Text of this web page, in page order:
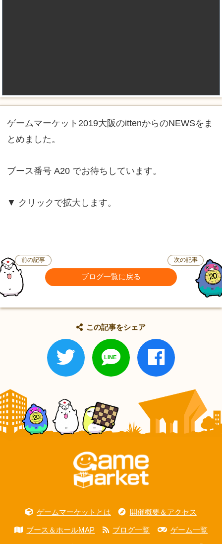
ゲームマーケット2019大阪のittenからのNEWSをま
とめました。
ブース番号 A20 でお待ちしています。
▼ クリックで拡大します。
前の記事
ブログ一覧に戻る
次の記事
この記事をシェア
ゲームマーケットとは 開催概要＆アクセス
ブース＆ホールMAP ブログ一覧 ゲーム一覧